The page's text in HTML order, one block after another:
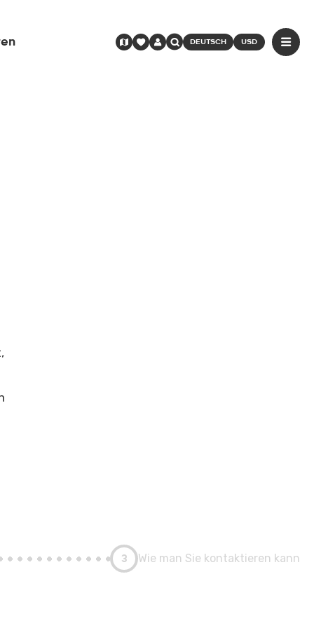
DEUTSCH USD
3 Wie man Sie kontaktieren kann